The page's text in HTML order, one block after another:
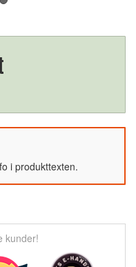
i produkttexten.
kunder!